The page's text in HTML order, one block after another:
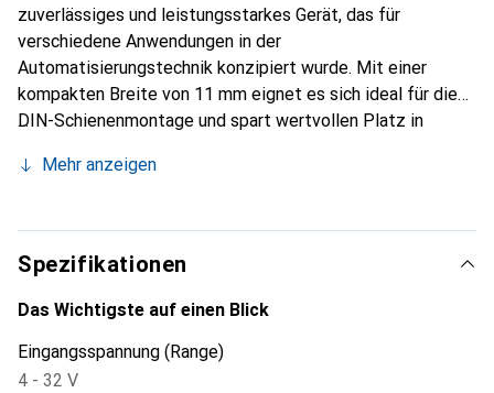
zuverlässiges und leistungsstarkes Gerät, das für
verschiedene Anwendungen in der
Automatisierungstechnik konzipiert wurde. Mit einer
kompakten Breite von 11 mm eignet es sich ideal für die
DIN-Schienenmontage und spart wertvollen Platz in
Schaltfunktion und ist in der Lage, Lasten von bis zu 3 A
Eingangsspannung kann zwischen 4 V und 32 V variieren,
was eine flexible Anpassung an unterschiedliche
Steuerungssysteme ermöglicht. Die
Schraubklemmenanschlüsse sorgen für eine sichere und
Listed und CE, was seine Zuverlässigkeit und Sicherheit
unterstreicht.
Mehr anzeigen
Spezifikationen
Das Wichtigste auf einen Blick
Eingangsspannung (Range)
4 - 32 V